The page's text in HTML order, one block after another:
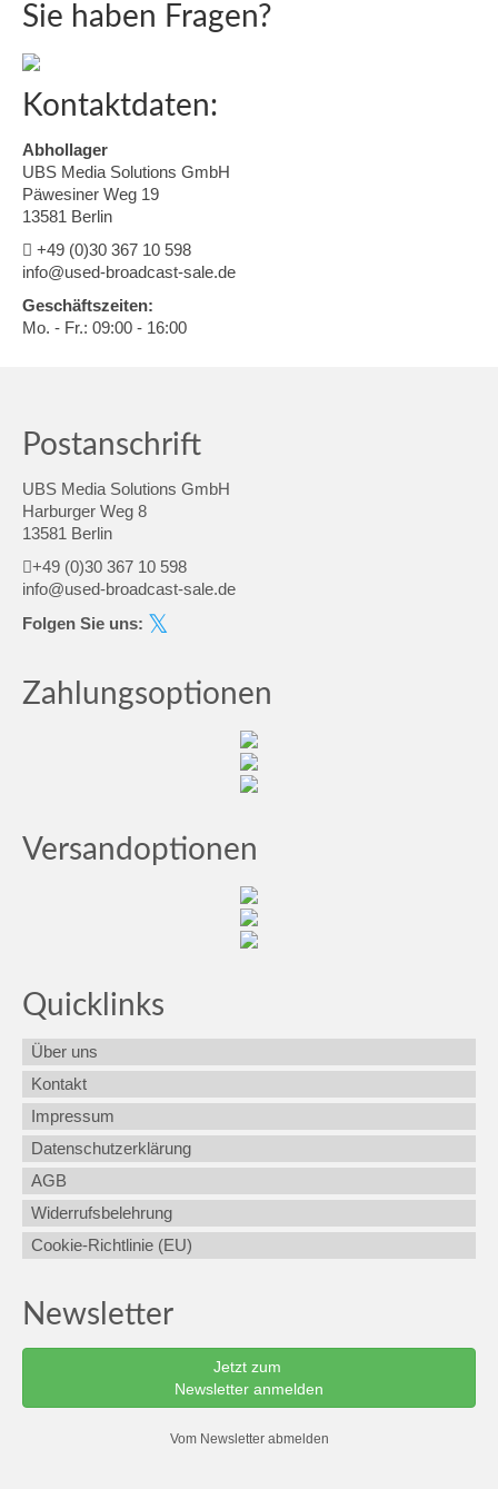
Sie haben Fragen?
Kontaktdaten:
Abhollager
UBS Media Solutions GmbH
Päwesiner Weg 19
13581 Berlin
+49 (0)30 367 10 598
info@used-broadcast-sale.de
Geschäftszeiten:
Mo. - Fr.: 09:00 - 16:00
Postanschrift
UBS Media Solutions GmbH
Harburger Weg 8
13581 Berlin
+49 (0)30 367 10 598
info@used-broadcast-sale.de
Folgen Sie uns:
Zahlungsoptionen
Versandoptionen
Quicklinks
Über uns
Kontakt
Impressum
Datenschutzerklärung
AGB
Widerrufsbelehrung
Cookie-Richtlinie (EU)
Newsletter
Jetzt zum
Newsletter anmelden
Vom Newsletter abmelden